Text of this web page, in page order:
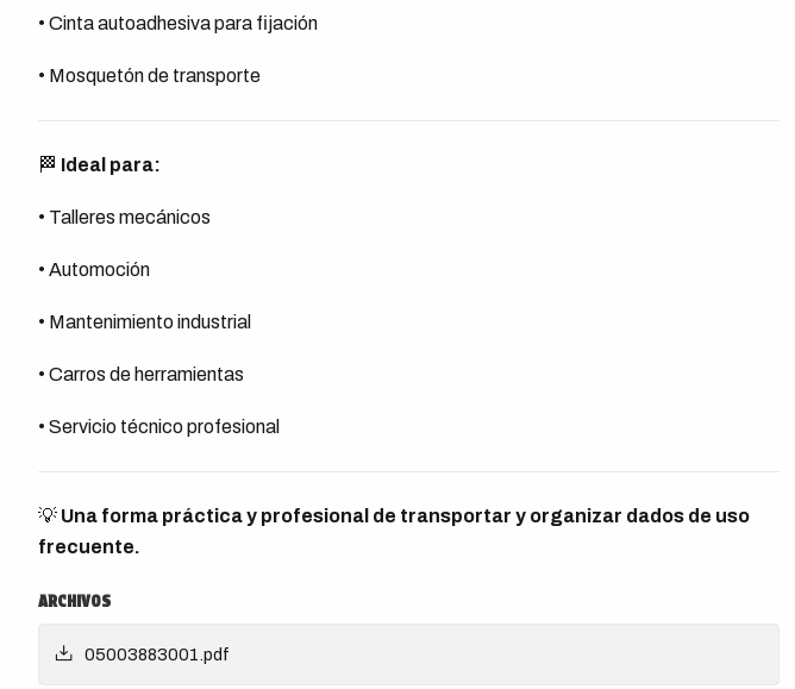
• Cinta autoadhesiva para fijación
• Mosquetón de transporte
🏁 Ideal para:
• Talleres mecánicos
• Automoción
• Mantenimiento industrial
• Carros de herramientas
• Servicio técnico profesional
💡 Una forma práctica y profesional de transportar y organizar dados de uso
frecuente.
ARCHIVOS
05003883001.pdf